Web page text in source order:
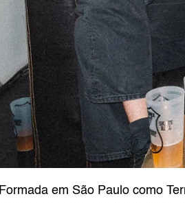
Formada em São Paulo como